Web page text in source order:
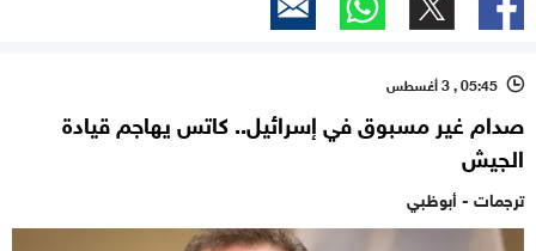
l 05:45 , 3 أغسطس
صدام غير مسبوق في إسرائيل.. كاتس يهاجم قيادة
الجيش
ترجمات - أبوظبي